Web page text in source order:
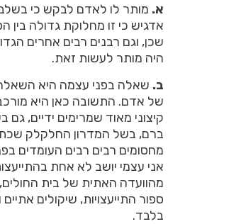
א. מותר לו לאדם לבקש כי
אדגיש כי זו מחלוקת גדולה בין
שכן, וגם רבנים רבים אחרים
היה מותר לעשות זאת.
ב. שאלה בפני עצמה היא
של אדם. התשובה כאן היא
קיצוני מאוד שמרימים ידיים,
ברם, בשל המדרון החלקלק
מחסומים רבים רבים העומדים
אני עצמי יושב לא אחת
מהוועדה האתית של בית
ספור התייעצויות, שיקולים אתיים
בלבד.